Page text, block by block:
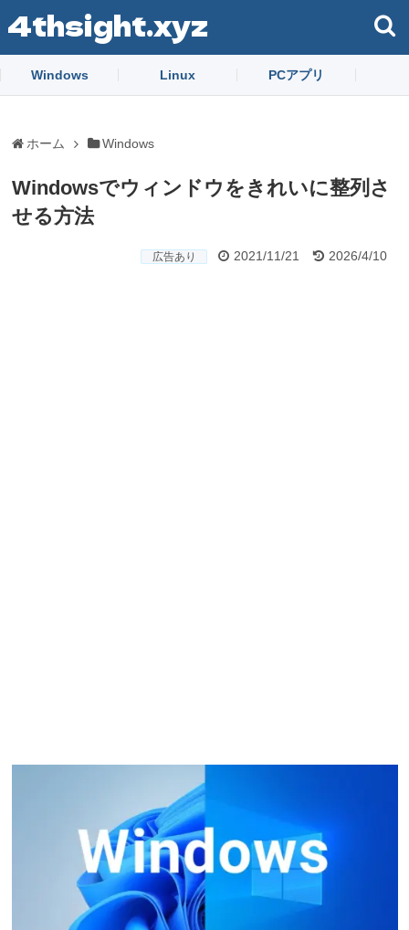
4thsight.xyz
Windows Linux PCアプリ
ホーム Windows
Windowsでウィンドウをきれいに整列さ
せる方法
広告あり 2021/11/21 2026/4/10